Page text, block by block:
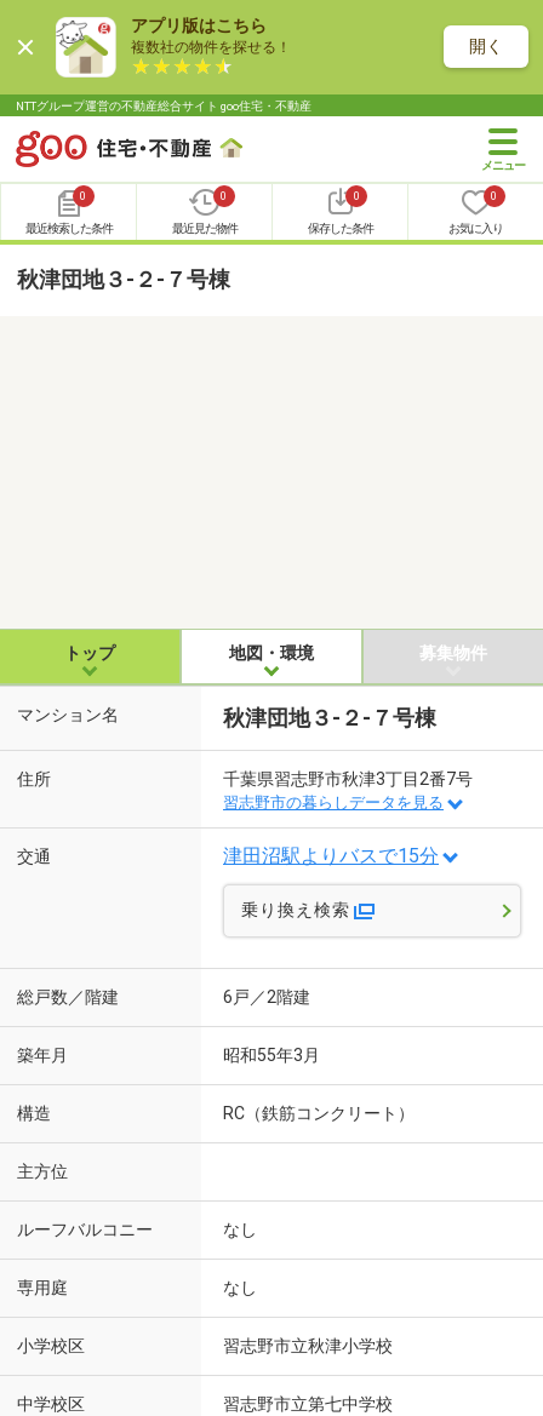
アプリ版はこちら
複数社の物件を探せる！ 開く
NTTグループ運営の不動産総合サイト goo住宅・不動産
0
最近検索した条件
0
最近見た物件
0
保存した条件
0
お気に入り
秋津団地３-２-７号棟
トップ 地図・環境 募集物件
マンション名 秋津団地３-２-７号棟
住所 千葉県習志野市秋津3丁目2番7号
習志野市の暮らしデータを見る
交通 津田沼駅よりバスで15分
乗り換え検索
総戸数／階建 6戸／2階建
築年月 昭和55年3月
構造 RC（鉄筋コンクリート）
主方位
ルーフバルコニー なし
専用庭 なし
小学校区 習志野市立秋津小学校
中学校区 習志野市立第七中学校